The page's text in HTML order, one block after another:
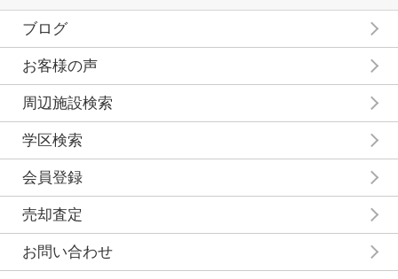
ブログ
お客様の声
周辺施設検索
学区検索
会員登録
売却査定
お問い合わせ